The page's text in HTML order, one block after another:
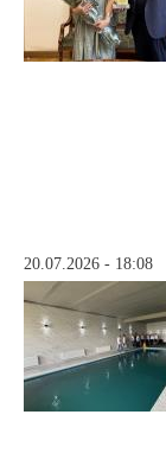
20.07.2026 - 18:08